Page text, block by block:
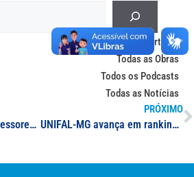
Todos os Artigos
Todas as Obras
Todos os Podcasts
Todas as Notícias
No jornal da EPTV, professores da UNIFAL-MG dão dicas de como negociar e conseguir descontos nas compras de natal
PRÓXIMO
UNIFAL-MG avança em ranking nacional sobre sustentabilidade e ganha destaque em mídia regional